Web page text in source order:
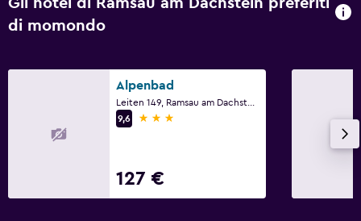
di momondo
Alpenbad
9,6
3 stelle
127 €